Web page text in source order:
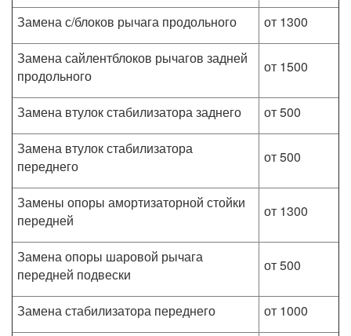
Замена с/блоков рычага продольного
от 1300
Замена сайлентблоков рычагов задней
продольного
от 1500
Замена втулок стабилизатора заднего
от 500
Замена втулок стабилизатора
переднего
от 500
Замены опоры амортизаторной стойки
передней
от 1300
Замена опоры шаровой рычага
передней подвески
от 500
Замена стабилизатора переднего
от 1000